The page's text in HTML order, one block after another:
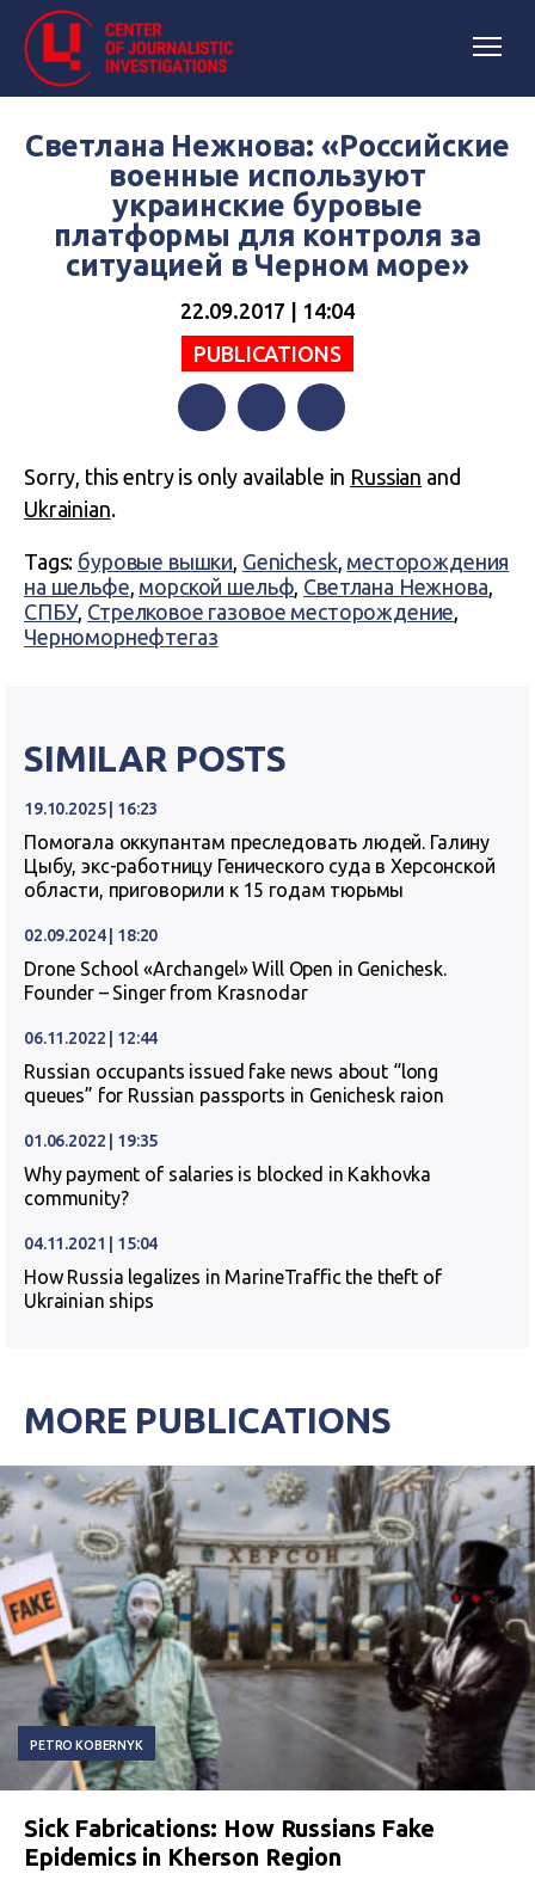
Светлана Нежнова: «Российские
военные используют
украинские буровые
платформы для контроля за
ситуацией в Черном море»
22.09.2017 | 14:04
PUBLICATIONS
Sorry, this entry is only available in Russian and
Ukrainian.
Tags: буровые вышки, Genichesk, месторождения
на шельфе, морской шельф, Светлана Нежнова,
СПБУ, Стрелковое газовое месторождение,
Черноморнефтегаз
SIMILAR POSTS
19.10.2025 | 16:23
Помогала оккупантам преследовать людей. Галину
Цыбу, экс-работницу Генического суда в Херсонской
области, приговорили к 15 годам тюрьмы
02.09.2024 | 18:20
Drone School «Archangel» Will Open in Genichesk.
Founder – Singer from Krasnodar
06.11.2022 | 12:44
Russian occupants issued fake news about “long
queues” for Russian passports in Genichesk raion
01.06.2022 | 19:35
Why payment of salaries is blocked in Kakhovka
community?
04.11.2021 | 15:04
How Russia legalizes in MarineTraffic the theft of
Ukrainian ships
MORE PUBLICATIONS
PETRO KOBERNYK
Sick Fabrications: How Russians Fake
Epidemics in Kherson Region